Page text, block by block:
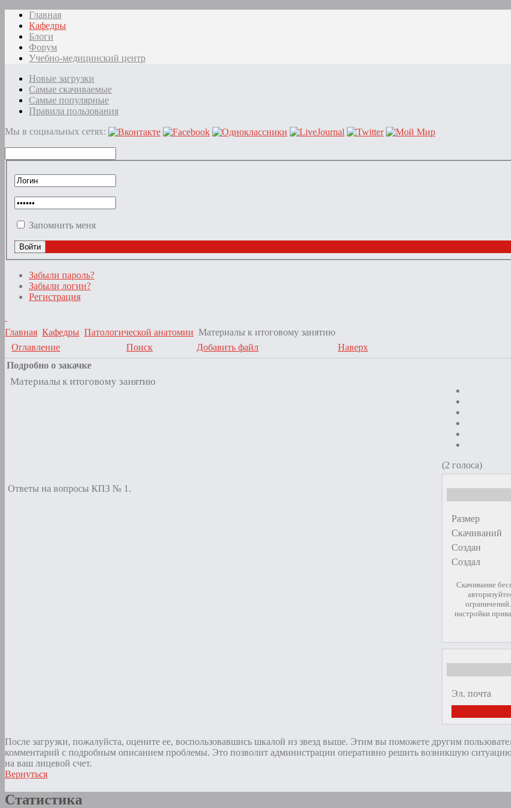
Главная
Кафедры
Блоги
Форум
Учебно-медицинский центр
Новые загрузки
Самые скачиваемые
Самые популярные
Правила пользования
Мы в социальных сетях:
Запомнить меня
Забыли пароль?
Забыли логин?
Регистрация
Главная Кафедры Патологической анатомии Материалы к итоговому занятию
Оглавление
Поиск Добавить файл
Наверх
Подробно о закачке
Материалы к итоговому занятию
(2 голоса)
Ответы на вопросы КПЗ № 1.
Размер
Скачиваний
Создан
Создал
Скачивание
настройки
Эл. почта
После загрузки, пожалуйста, оцените ее, воспользовавшись шкалой из звезд выше. Этим вы поможете другим
комментарий с подробным описанием проблемы. Это позволит администрации оперативно решить возникшую
на ваш лицевой счет.
Вернуться
Статистика